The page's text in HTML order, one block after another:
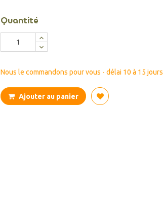
Quantité
Nous le commandons pour vous - délai 10 à 15 jours
Ajouter au panier